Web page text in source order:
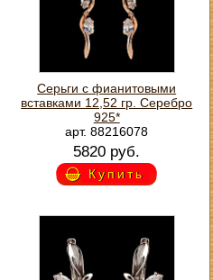
Серьги с фианитовыми
вставками 12,52 гр. Серебро
925*
арт. 88216078
5820 руб.
Купить